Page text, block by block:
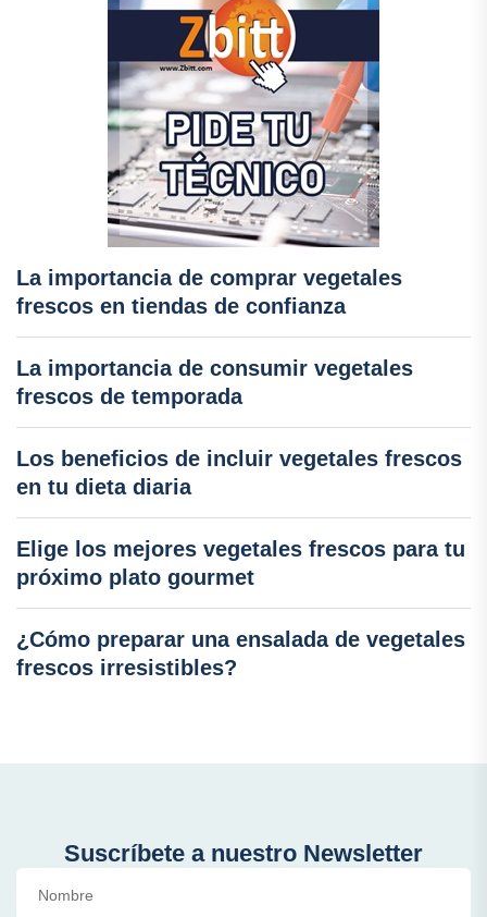
La importancia de comprar vegetales
frescos en tiendas de confianza
La importancia de consumir vegetales
frescos de temporada
Los beneficios de incluir vegetales frescos
en tu dieta diaria
Elige los mejores vegetales frescos para tu
próximo plato gourmet
¿Cómo preparar una ensalada de vegetales
frescos irresistibles?
Suscríbete a nuestro Newsletter